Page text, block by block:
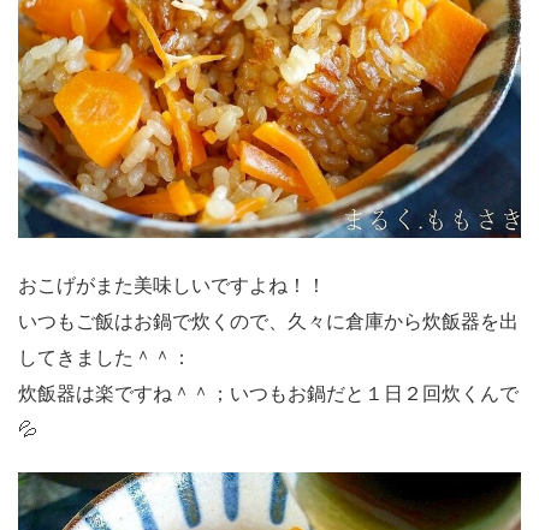
おこげがまた美味しいですよね！！
いつもご飯はお鍋で炊くので、久々に倉庫から炊飯器を出
してきました＾＾：
炊飯器は楽ですね＾＾；いつもお鍋だと１日２回炊くんで
💦